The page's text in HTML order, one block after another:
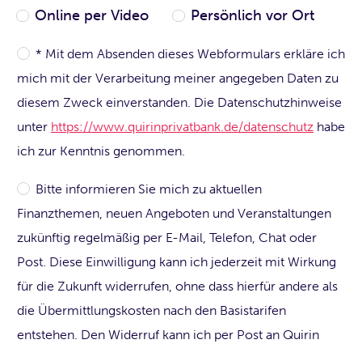
Online per Video
Persönlich vor Ort
* Mit dem Absenden dieses Webformulars erkläre ich
mich mit der Verarbeitung meiner angegeben Daten zu
diesem Zweck einverstanden. Die Datenschutzhinweise
unter https://www.quirinprivatbank.de/datenschutz habe
ich zur Kenntnis genommen.
Bitte informieren Sie mich zu aktuellen
Finanzthemen, neuen Angeboten und Veranstaltungen
zukünftig regelmäßig per E-Mail, Telefon, Chat oder
Post. Diese Einwilligung kann ich jederzeit mit Wirkung
für die Zukunft widerrufen, ohne dass hierfür andere als
die Übermittlungskosten nach den Basistarifen
entstehen. Den Widerruf kann ich per Post an Quirin